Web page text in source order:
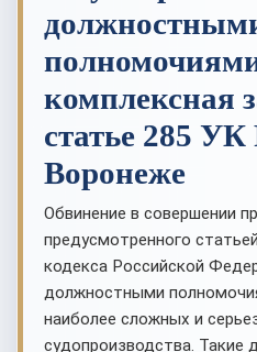
комплексная
статье 285
Воронеже
Обвинение в совершении
предусмотренного
кодекса Российской
должностными
наиболее сложных и
судопроизводства. Такие